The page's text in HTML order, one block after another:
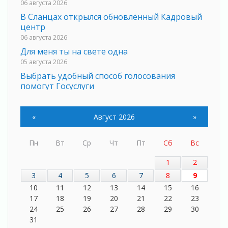
06 августа 2026
В Сланцах открылся обновлённый Кадровый
центр
06 августа 2026
Для меня ты на свете одна
05 августа 2026
Выбрать удобный способ голосования
помогут Госуслуги
Планируйте свой маршрут заранее
05 августа 2026
05 августа 2026
05 августа 2026
Добровольцы огненного фронта
С заботой о здоровье
05 августа 2026
« Август 2026 »
Пн Вт Ср Чт Пт Сб
Вс
1
2
3
4 5 6 7 8
9
10
11 12 13 14 15
16
17
18 19 20 21 22
23
24
25 26 27 28 29
30
31